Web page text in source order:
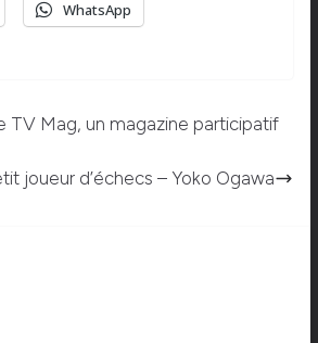
WhatsApp
TV Mag, un magazine participatif
joueur d’échecs – Yoko Ogawa